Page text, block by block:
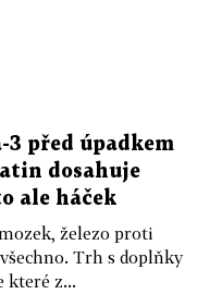
3 před úpadkem
dosahuje
ale háček
železo proti
Trh s doplňky
které z...